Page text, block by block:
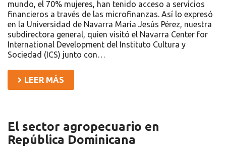
mundo, el 70% mujeres, han tenido acceso a servicios
financieros a través de las microfinanzas. Así lo expresó
en la Universidad de Navarra María Jesús Pérez, nuestra
subdirectora general, quien visitó el Navarra Center for
International Development del Instituto Cultura y
Sociedad (ICS) junto con…
LEER MÁS
El sector agropecuario en
República Dominicana